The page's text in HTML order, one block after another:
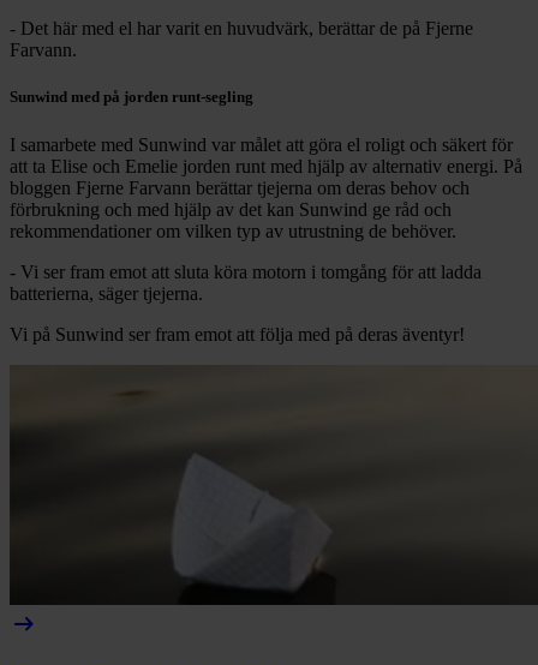
- Det här med el har varit en huvudvärk, berättar de på Fjerne
Farvann.
Sunwind med på jorden runt-segling
I samarbete med Sunwind var målet att göra el roligt och säkert för
att ta Elise och Emelie jorden runt med hjälp av alternativ energi. På
bloggen Fjerne Farvann berättar tjejerna om deras behov och
förbrukning och med hjälp av det kan Sunwind ge råd och
rekommendationer om vilken typ av utrustning de behöver.
- Vi ser fram emot att sluta köra motorn i tomgång för att ladda
batterierna, säger tjejerna.
Vi på Sunwind ser fram emot att följa med på deras äventyr!
arrow_right_alt